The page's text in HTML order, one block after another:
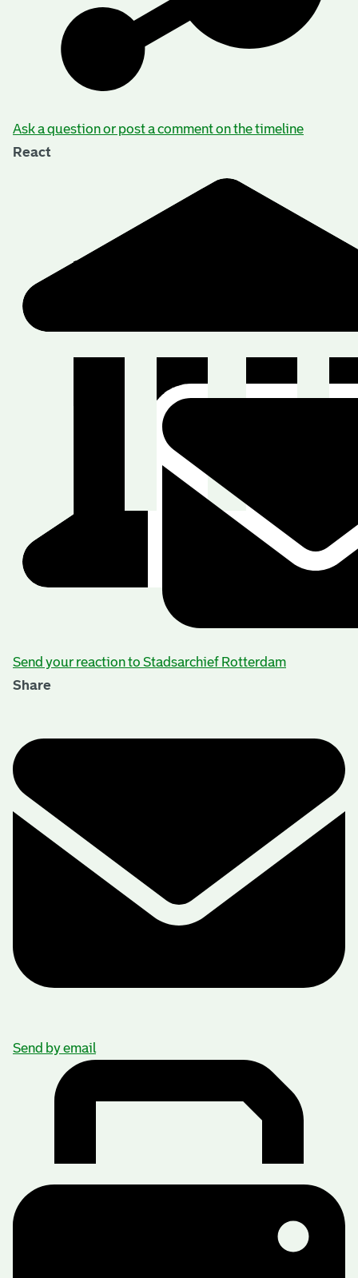
Ask a question or post a comment on the timeline
React
Send your reaction to Stadsarchief Rotterdam
Share
Send by email